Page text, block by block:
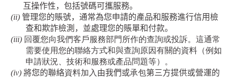
互操作性，包括號碼可攜服務。
(ii) 管理您的賬號，通常為您申請的產品和服務進行信用檢
查和欺詐檢測，並處理您的賬單和付款。
(iii) 回覆您向我們客戶服務部門所作的查詢或投訴。這通常
需要使用您的聯絡方式和與查詢原因有關的資料（例如
申請狀況、技術和服務或產品問題等）。
(iv) 將您的聯絡資料加入 由我們或承包第三方提供或營運的